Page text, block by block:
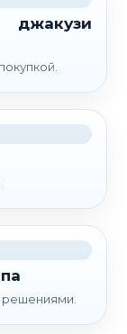
джакузи